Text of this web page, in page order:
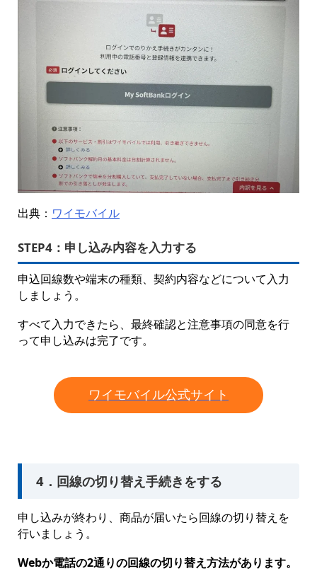
出典： ワイモバイル
STEP4： 申し込み内容を入力する
申込回線数や端末の種類、契約内容などについて入力
しましょう。
すべて入力できたら、最終確認と注意事項の同意を行
って申し込みは完了です。
ワイモバイル公式サイト
4．回線の切り替え手続きをする
申し込みが終わり、商品が届いたら回線の切り替えを
行いましょう。
Webか電話の2通りの回線の切り替え方法があります。